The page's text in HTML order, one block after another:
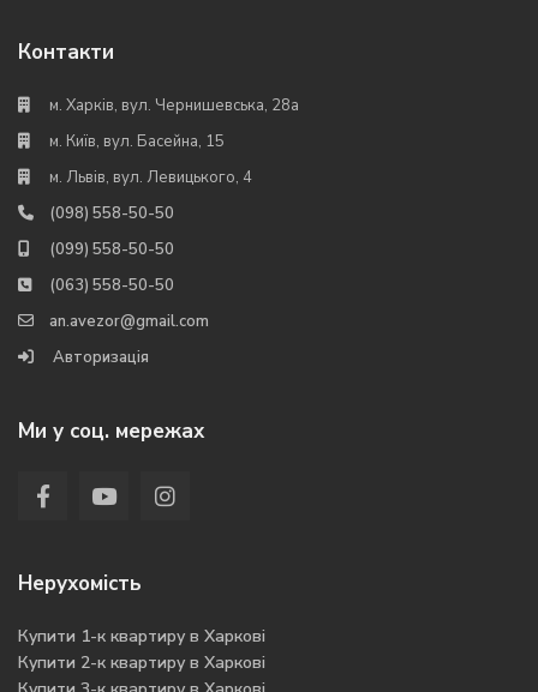
Контакти
м. Харків, вул. Чернишевська, 28а
м. Київ, вул. Басейна, 15
м. Львів, вул. Левицького, 4
(098) 558-50-50
(099) 558-50-50
(063) 558-50-50
an.avezor@gmail.com
Авторизація
Ми у соц. мережах
Нерухомість
Купити 1-к квартиру в Харкові
Купити 2-к квартиру в Харкові